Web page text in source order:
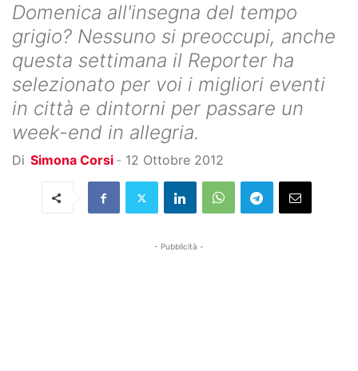
Domenica all'insegna del tempo
grigio? Nessuno si preoccupi, anche
questa settimana il Reporter ha
selezionato per voi i migliori eventi
in città e dintorni per passare un
week-end in allegria.
Di Simona Corsi - 12 Ottobre 2012
- Pubblicità -